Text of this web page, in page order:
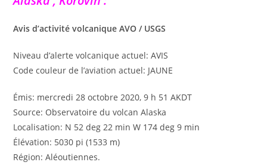
Avis d’activité volcanique AVO / USGS
Niveau d’alerte volcanique actuel: AVIS
Code couleur de l’aviation actuel: JAUNE
Émis: mercredi 28 octobre 2020, 9 h 51 AKDT
Source: Observatoire du volcan Alaska
Localisation: N 52 deg 22 min W 174 deg 9 min
Élévation: 5030 pi (1533 m)
Région: Aléoutiennes.